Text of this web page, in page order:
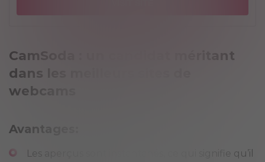
CamSoda : un candidat méritant
dans les meilleurs sites de
webcams
Avantages:
Les aperçus sont instantanés, ce qui signifie qu’il